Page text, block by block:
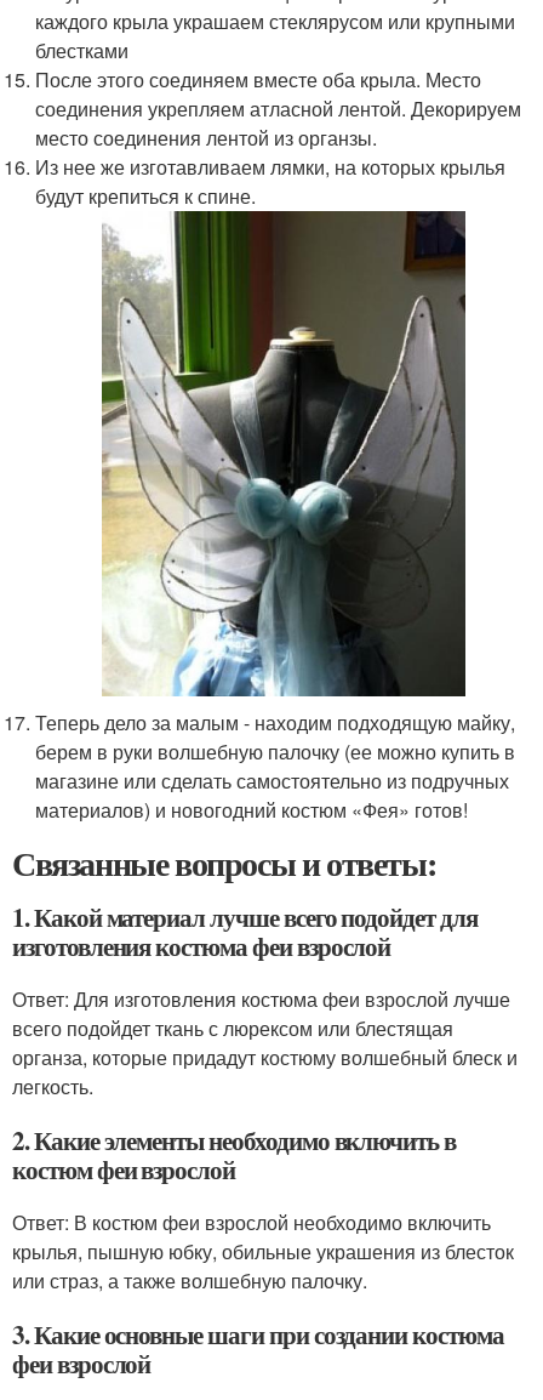
каждого крыла украшаем стеклярусом или крупными
блестками
После этого соединяем вместе оба крыла. Место
соединения укрепляем атласной лентой. Декорируем
место соединения лентой из органзы.
Из нее же изготавливаем лямки, на которых крылья
будут крепиться к спине.
Теперь дело за малым - находим подходящую майку,
берем в руки волшебную палочку (ее можно купить в
магазине или сделать самостоятельно из подручных
материалов) и новогодний костюм «Фея» готов!
Связанные вопросы и ответы:
1. Какой материал лучше всего подойдет для
изготовления костюма феи взрослой
Ответ: Для изготовления костюма феи взрослой лучше
всего подойдет ткань с люрексом или блестящая
органза, которые придадут костюму волшебный блеск и
легкость.
2. Какие элементы необходимо включить в
костюм феи взрослой
Ответ: В костюм феи взрослой необходимо включить
крылья, пышную юбку, обильные украшения из блесток
или страз, а также волшебную палочку.
3. Какие основные шаги при создании костюма
феи взрослой